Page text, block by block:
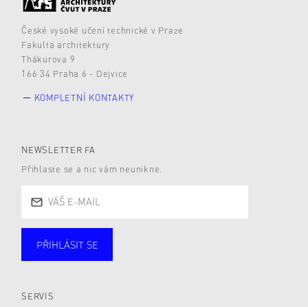
České vysoké učení technické v Praze
Fakulta architektury
Thákurova 9
166 34 Praha 6 - Dejvice
KOMPLETNÍ KONTAKTY
NEWSLETTER FA
Přihlaste se a nic vám neunikne.
PŘIHLÁSIT SE
SERVIS